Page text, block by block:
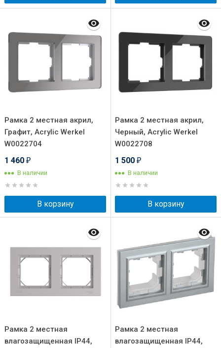
Рамка 2 местная акрил,
Графит, Acrylic Werkel
W0022704
1 460 ₽
В наличии
В корзину
Рамка 2 местная акрил,
Черный, Acrylic Werkel
W0022708
1 500 ₽
В наличии
В корзину
Рамка 2 местная
влагозащищенная IP44,
Рамка 2 местная
влагозащищенная IP44,